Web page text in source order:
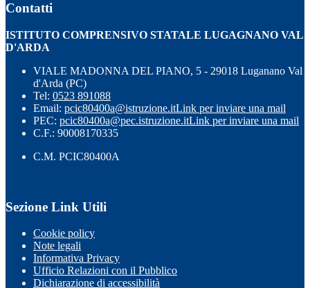
Contatti
ISTITUTO COMPRENSIVO STATALE LUGAGNANO VAL
D'ARDA
VIALE MADONNA DEL PIANO, 5 - 29018 Luganano Val
d'Arda (PC)
Tel: 0523 891088
Email: pcic80400a@istruzione.itLink per inviare una mail
PEC: pcic80400a@pec.istruzione.itLink per inviare una mail
C.F.: 90008170335
C.M. PCIC80400A
Sezione Link Utili
Cookie policy
Note legali
Informativa Privacy
Ufficio Relazioni con il Pubblico
Dichiarazione di accessibilità